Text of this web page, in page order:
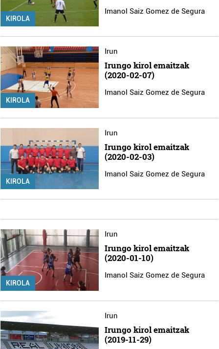
KIROLA
Imanol Saiz Gomez de Segura
KIROLA
Irun
Irungo kirol emaitzak
(2020-02-07)
Imanol Saiz Gomez de Segura
KIROLA
Irun
Irungo kirol emaitzak
(2020-02-03)
Imanol Saiz Gomez de Segura
KIROLA
Irun
Irungo kirol emaitzak
(2020-01-10)
Imanol Saiz Gomez de Segura
Irun
Irungo kirol emaitzak
(2019-11-29)